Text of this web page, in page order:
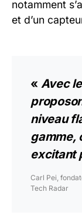
notamment
et d’un
« Avec
niveau
gamme,
excitant
Carl Pei,
Tech Radar